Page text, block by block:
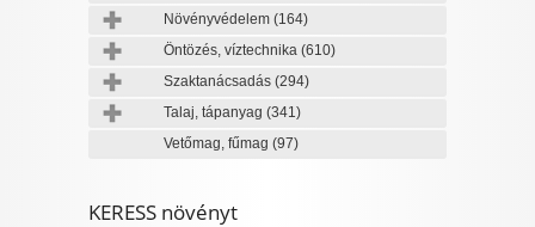
Növényvédelem (164)
Öntözés, víztechnika (610)
Szaktanácsadás (294)
Talaj, tápanyag (341)
Vetőmag, fűmag (97)
KERESS növényt